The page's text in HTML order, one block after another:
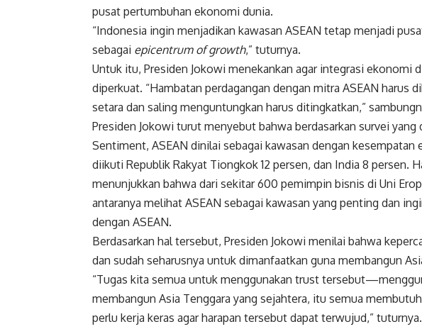
pusat pertumbuhan ekonomi dunia.
“Indonesia ingin menjadikan kawasan ASEAN tetap menjadi
sebagai epicentrum of growth,” tuturnya.
Untuk itu, Presiden Jokowi menekankan agar integrasi ekonomi
diperkuat. “Hambatan perdagangan dengan mitra ASEAN harus
setara dan saling menguntungkan harus ditingkatkan,”
Presiden Jokowi turut menyebut bahwa berdasarkan survei yang
Sentiment, ASEAN dinilai sebagai kawasan dengan
diikuti Republik Rakyat Tiongkok 12 persen, dan India 8 persen.
menunjukkan bahwa dari sekitar 600 pemimpin bisnis di Uni
antaranya melihat ASEAN sebagai kawasan yang penting dan
dengan ASEAN.
Berdasarkan hal tersebut, Presiden Jokowi menilai bahwa
dan sudah seharusnya untuk dimanfaatkan guna membangun
“Tugas kita semua untuk menggunakan trust
membangun Asia Tenggara yang sejahtera, itu semua
perlu kerja keras agar harapan tersebut dapat terwujud,” tuturnya.